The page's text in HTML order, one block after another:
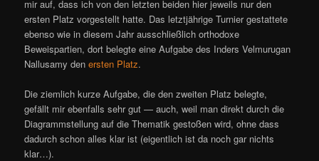
mir auf, dass ich von den letzten beiden hier jeweils nur den
ersten Platz vorgestellt hatte. Das letztjährige Turnier gestattete
ebenso wie in diesem Jahr ausschließlich orthodoxe
Beweispartien, dort belegte eine Aufgabe des Inders Velmurugan
Nallusamy denersten Platz.
Die ziemlich kurze Aufgabe, die den zweiten Platz belegte,
gefällt mir ebenfalls sehr gut — auch, weil man direkt durch die
Diagrammstellung auf die Thematik gestoßen wird, ohne dass
dadurch schon alles klar ist (eigentlich ist da noch gar nichts
klar…).